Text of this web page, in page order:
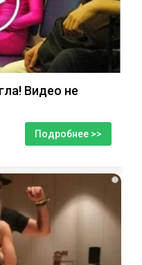
Видео не
Подробнее >>
i